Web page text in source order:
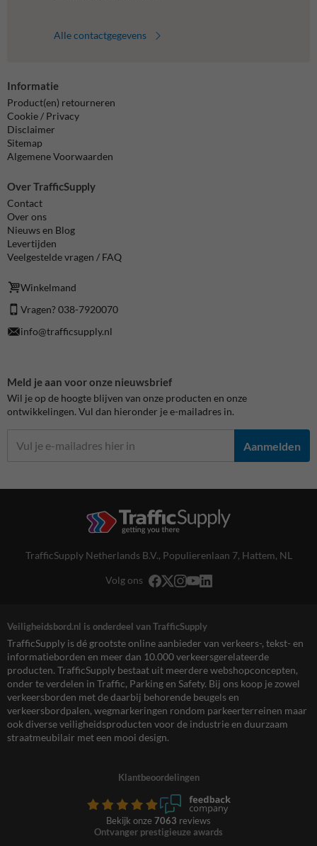
Alle contactgegevens
Informatie
Product(en) retourneren
Cookie / Privacy
Disclaimer
Sitemap
Algemene Voorwaarden
Over TrafficSupply
Contact
Over ons
Nieuws en Blog
Levertijden
Veelgestelde vragen / FAQ
Winkelmand
Vragen? 038-7920070
info@trafficsupply.nl
Meld je aan voor onze nieuwsbrief
Wil je op de hoogte blijven van onze producten en onze
ontwikkelingen. Vul dan hieronder je e-mailadres in.
Aanmelden
TrafficSupply Netherlands B.V., Populierenlaan 7, Hattem, NL
Volg ons
Veiligheidsbord.nl is onderdeel van TrafficSupply
TrafficSupply is dé grootste online aanbieder van verkeers-, tekst- en
informatieborden en meer dan 10.000 verkeersgerelateerde
producten. TrafficSupply bestaat uit meerdere webshopconcepten,
onder te verdelen in Traffic, Parking en Safety. Bij ons koop je zowel
verkeersborden met de daarbij behorende beugels en
verkeersbordpalen, wegmarkeringen rondom parkeerterreinen maar
ook diverse veiligheidsproducten voor de industrie en duurzaam
straatmeubilair met een mooi design.
Klantbeoordelingen
Bekijk onze 7063 reviews
Ontvanger prestigieuze awards